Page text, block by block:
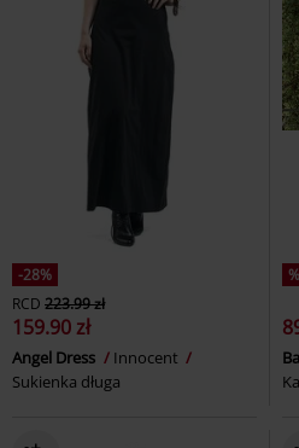
-28%
RCD 223.99 zł
159.90 zł
Angel Dress
Innocent
Sukienka długa
%